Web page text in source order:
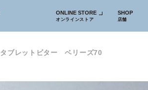
ONLINE STORE
オンラインストア
SHOP
店舗
タブレットビター ベリーズ70